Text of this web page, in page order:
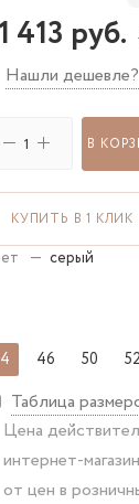
413 руб.
Нашли дешевле?
В
КУПИТЬ В 1 КЛИК
— серый
46 50 52
Таблица
Цена
интернет-
от цен в